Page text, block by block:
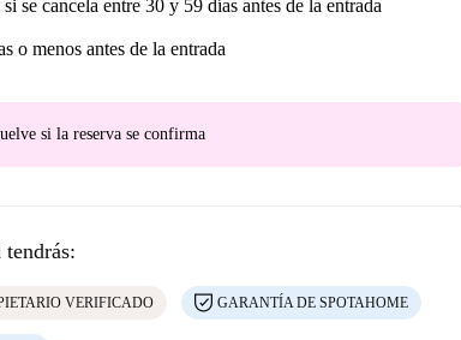
si se cancela entre 30 y 59 días antes de la entrada
o menos antes de la entrada
si la reserva se confirma
VERIFICADO GARANTÍA DE SPOTAHOME